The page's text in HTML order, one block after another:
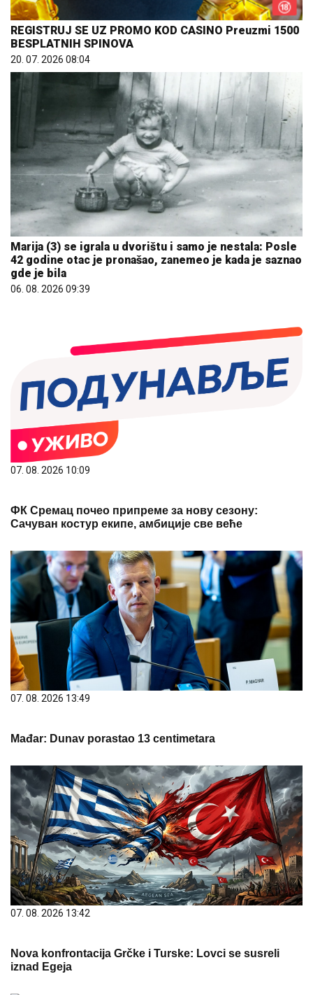
REGISTRUJ SE UZ PROMO KOD CASINO Preuzmi 1500
BESPLATNIH SPINOVA
20. 07. 2026 08:04
Marija (3) se igrala u dvorištu i samo je nestala: Posle
42 godine otac je pronašao, zanemeo je kada je saznao
gde je bila
06. 08. 2026 09:39
07. 08. 2026 10:09
ФК Сремац почео припреме за нову сезону:
Сачуван костур екипе, амбиције све веће
07. 08. 2026 13:49
Mađar: Dunav porastao 13 centimetara
07. 08. 2026 13:42
Nova konfrontacija Grčke i Turske: Lovci se susreli
iznad Egeja